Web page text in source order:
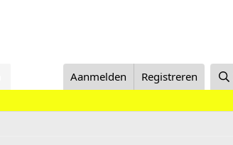
Aanmelden Registreren